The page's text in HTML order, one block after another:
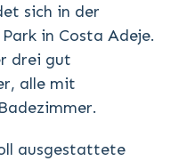
sich in der
in Costa Adeje.
drei gut
alle mit
ausgestattete